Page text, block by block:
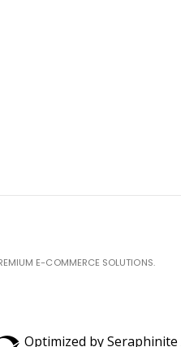
E-COMMERCE SOLUTIONS.
Optimized by